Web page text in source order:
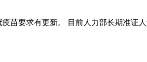
苗要求有更新。 目前人力部长期准证